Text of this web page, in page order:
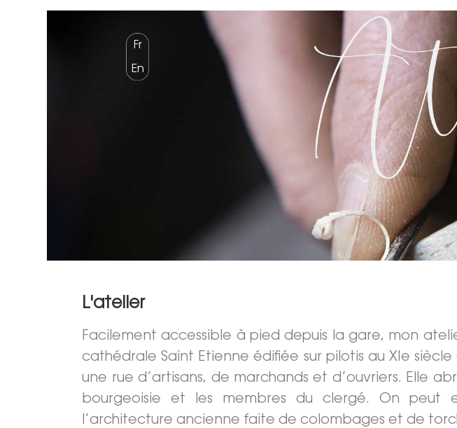
Fr
En
L'atelier
Facilement accessible à pied depuis la gare, mon
cathédrale Saint Etienne édifiée sur pilotis au XIe
une rue d’artisans, de marchands et d’ouvriers. Elle
bourgeoisie et les membres du clergé. On peut
l’architecture ancienne faite de colombages et de